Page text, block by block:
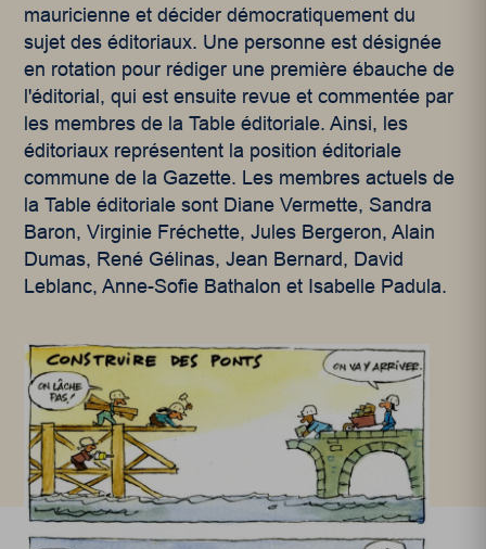
mauricienne et décider démocratiquement du
sujet des éditoriaux. Une personne est désignée
en rotation pour rédiger une première ébauche de
l'éditorial, qui est ensuite revue et commentée par
les membres de la Table éditoriale. Ainsi, les
éditoriaux représentent la position éditoriale
commune de la Gazette. Les membres actuels de
la Table éditoriale sont Diane Vermette, Sandra
Baron, Virginie Fréchette, Jules Bergeron, Alain
Dumas, René Gélinas, Jean Bernard, David
Leblanc, Anne-Sofie Bathalon et Isabelle Padula.